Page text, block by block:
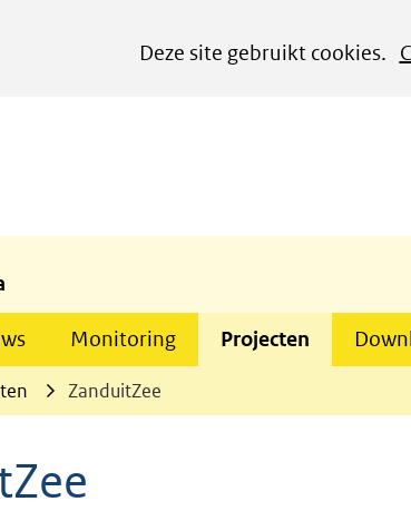
Deze site gebruikt cookies.
Monitoring Projecten
ZanduitZee